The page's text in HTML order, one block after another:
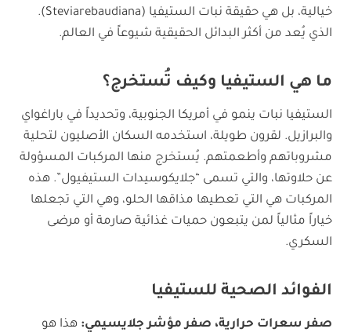
خيالية، بل هي حقيقة نبات الستيفيا (Steviarebaudiana).
الذي يُعد من أكثر البدائل الحقيقية شيوعاً في العالم.
ما هي الستيفيا وكيف تُستخرج؟
الستيفيا نبات ينمو في أمريكا الجنوبية، وتحديداً في باراغواي
والبرازيل. لقرون طويلة، استخدمه السكان الأصليون لتحلية
مشروباتهم وأطعمتهم. يُستخرج منها المركبات المسؤولة
عن حلاوتها، والتي تسمى “جلايكوسيدات الستيفيول”. هذه
المركبات هي التي تعطيها مذاقها الحلو، وهي التي تجعلها
خياراً مثالياً لمن يتبعون حميات غذائية صارمة أو مرضى
السكري.
الفوائد الصحية للستيفيا
صفر سعرات حرارية، صفر مؤشر جلايسيمي: هذا هو